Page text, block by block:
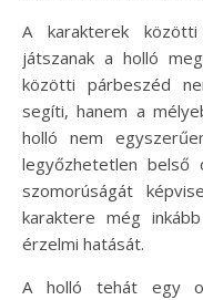
A karakterek
játszanak a holló
közötti párbeszéd
segíti, hanem a
holló nem
legyőzhetetlen belső
szomorúságát
karaktere még
érzelmi hatását.
A holló tehát egy